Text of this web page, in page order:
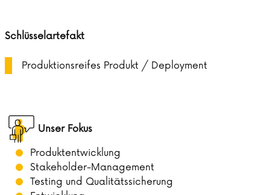
Schlüsselartefakt
Produktionsreifes Produkt / Deployment
Unser Fokus
Produktentwicklung
Stakeholder-Management
Testing und Qualitätssicherung